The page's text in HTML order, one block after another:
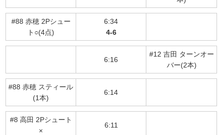
#88 赤穂 2Pシュー
ト○(4点)
6:34
4-6
6:16
#12 吉田 ターンオー
バー(2本)
#88 赤穂 スティール
(1本)
6:14
#8 高田 2Pシュート
×
6:11